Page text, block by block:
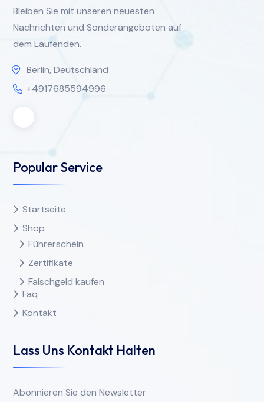
Bleiben Sie mit unseren neuesten
Nachrichten und Sonderangeboten auf
dem Laufenden.
Berlin, Deutschland
+4917685594996
Popular Service
Startseite
Shop
Führerschein
Zertifikate
Falschgeld kaufen
Faq
Kontakt
Lass Uns Kontakt Halten
Abonnieren Sie den Newsletter